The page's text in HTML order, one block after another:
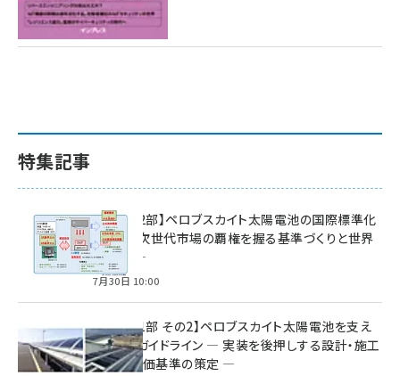
特集記事
特集【第2部】ペロブスカイト太陽電池の国際標準化
戦略 ― 次世代市場の覇権を握る基準づくりと世界
の動向 ―
7月30日 10:00
特集【第1部 その2】ペロブスカイト太陽電池を支え
る2つのガイドライン ― 実装を後押しする設計・施工
方針と評価基準の策定 ―